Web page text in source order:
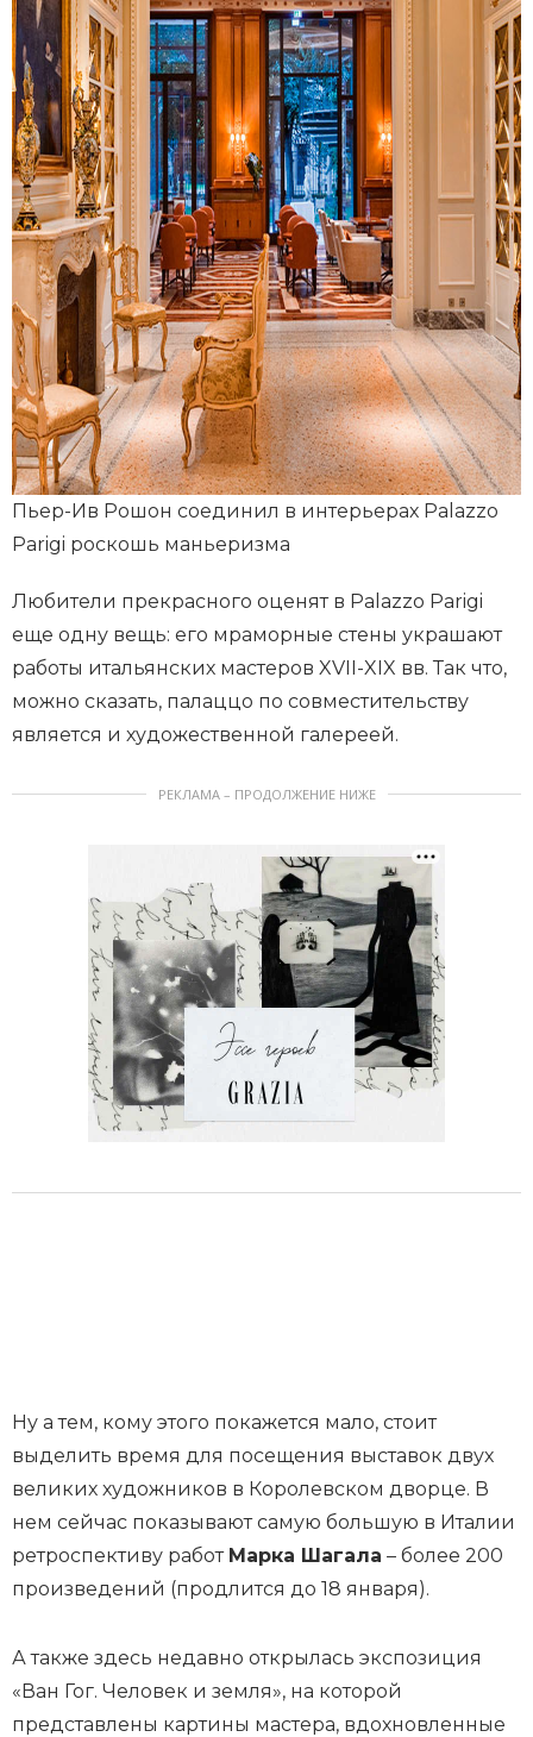
Пьер-Ив Рошон соединил в интерьерах Palazzo
Parigi роскошь маньеризма
Любители прекрасного оценят в Palazzo Parigi
еще одну вещь: его мраморные стены украшают
работы итальянских мастеров XVII-XIX вв. Так что,
можно сказать, палаццо по совместительству
является и художественной галереей.
РЕКЛАМА – ПРОДОЛЖЕНИЕ НИЖЕ
Ну а тем, кому этого покажется мало, стоит
выделить время для посещения выставок двух
великих художников в Королевском дворце. В
нем сейчас показывают самую большую в Италии
ретроспективу работ Марка Шагала – более 200
произведений (продлится до 18 января).
А также здесь недавно открылась экспозиция
«Ван Гог. Человек и земля», на которой
представлены картины мастера, вдохновленные